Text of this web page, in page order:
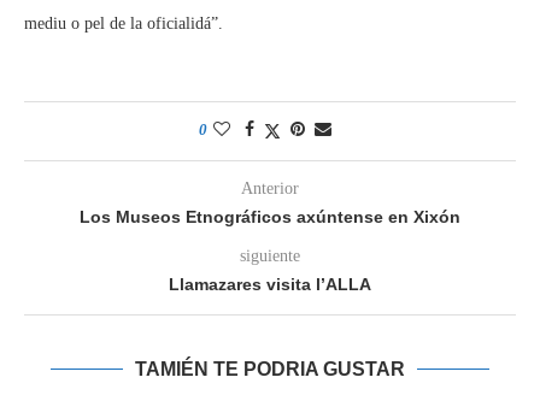
mediu o pel de la oficialidá”.
0
Anterior
Los Museos Etnográficos axúntense en Xixón
siguiente
Llamazares visita l’ALLA
TAMIÉN TE PODRIA GUSTAR